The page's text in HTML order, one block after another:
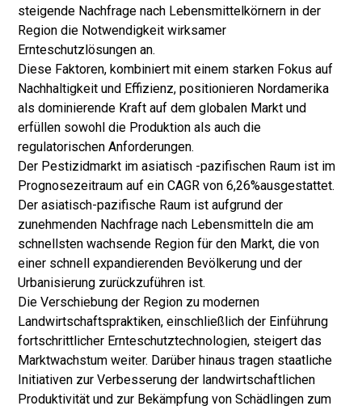
steigende Nachfrage nach Lebensmittelkörnern in der
Region die Notwendigkeit wirksamer
Ernteschutzlösungen an.
Diese Faktoren, kombiniert mit einem starken Fokus auf
Nachhaltigkeit und Effizienz, positionieren Nordamerika
als dominierende Kraft auf dem globalen Markt und
erfüllen sowohl die Produktion als auch die
regulatorischen Anforderungen.
Der Pestizidmarkt im asiatisch -pazifischen Raum ist im
Prognosezeitraum auf ein CAGR von 6,26%ausgestattet.
Der asiatisch-pazifische Raum ist aufgrund der
zunehmenden Nachfrage nach Lebensmitteln die am
schnellsten wachsende Region für den Markt, die von
einer schnell expandierenden Bevölkerung und der
Urbanisierung zurückzuführen ist.
Die Verschiebung der Region zu modernen
Landwirtschaftspraktiken, einschließlich der Einführung
fortschrittlicher Ernteschutztechnologien, steigert das
Marktwachstum weiter. Darüber hinaus tragen staatliche
Initiativen zur Verbesserung der landwirtschaftlichen
Produktivität und zur Bekämpfung von Schädlingen zum